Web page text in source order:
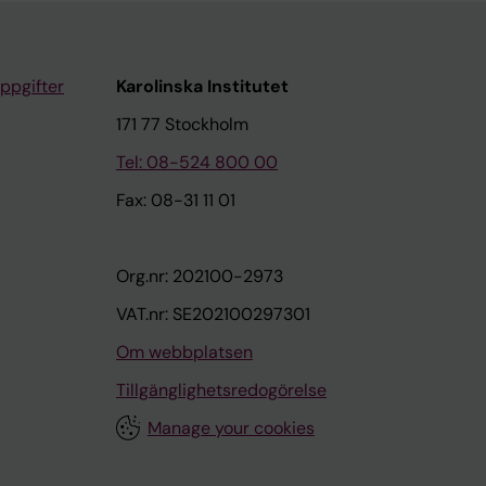
Karolinska Institutet
171 77 Stockholm
Tel: 08-524 800 00
Fax: 08-31 11 01
Org.nr: 202100-2973
VAT.nr: SE202100297301
Om webbplatsen
Tillgänglighetsredogörelse
Manage your cookies